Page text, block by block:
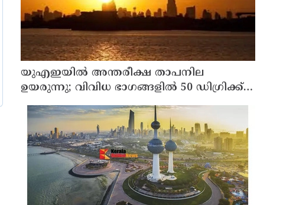
യുഎഇയില്‍ അന്തരീക്ഷ താപനില
ഉയരുന്നു; വിവിധ ഭാഗങ്ങളില്‍ 50 ഡിഗ്രിക്ക്
മുകളില്‍ ചൂട്